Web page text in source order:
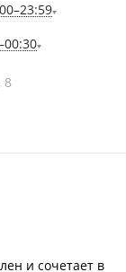
8
и сочетает в